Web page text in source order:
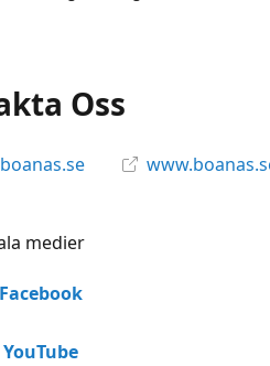
Oss
medier
Facebook
YouTube